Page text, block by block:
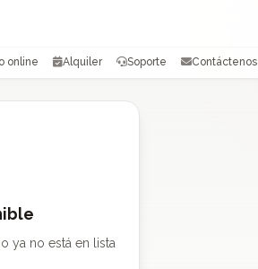
online Alquiler Soporte Contáctenos
ya no está en lista